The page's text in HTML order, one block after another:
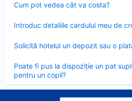
Cum pot vedea cât va costa?
închis
Introduc detaliile cardului meu de
închis
Solicită hotelul un depozit sau o
închis
Poate fi pus la dispoziție un pat
pentru un copil?
închis